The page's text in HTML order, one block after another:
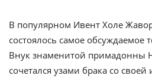
В популярном Ивент Холе
состоялось самое обсуждаемое
Внук знаменитой примадонны
сочетался узами брака со